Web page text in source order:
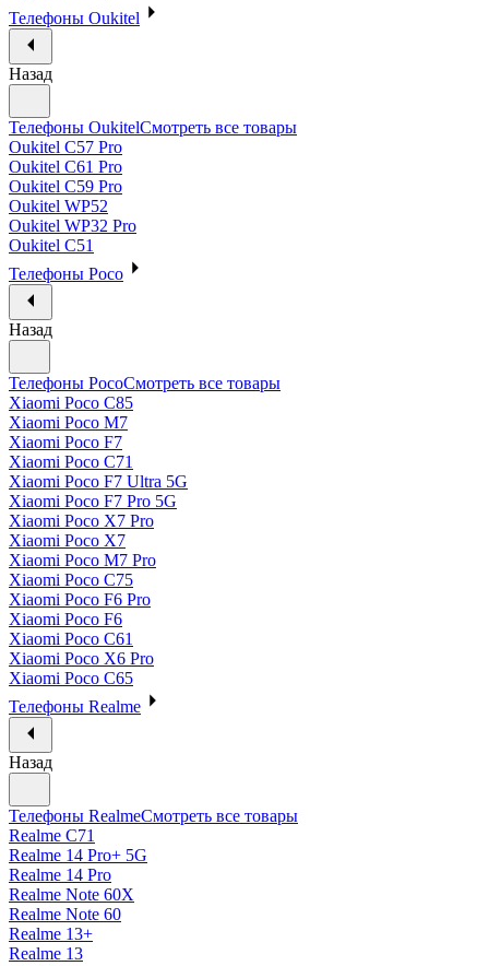
Телефоны Oukitel
Назад
Телефоны OukitelСмотреть все товары
Oukitel C57 Pro
Oukitel C61 Pro
Oukitel C59 Pro
Oukitel WP52
Oukitel WP32 Pro
Oukitel C51
Телефоны Poco
Назад
Телефоны PocoСмотреть все товары
Xiaomi Poco C85
Xiaomi Poco M7
Xiaomi Poco F7
Xiaomi Poco C71
Xiaomi Poco F7 Ultra 5G
Xiaomi Poco F7 Pro 5G
Xiaomi Poco X7 Pro
Xiaomi Poco X7
Xiaomi Poco M7 Pro
Xiaomi Poco C75
Xiaomi Poco F6 Pro
Xiaomi Poco F6
Xiaomi Poco C61
Xiaomi Poco X6 Pro
Xiaomi Poco C65
Телефоны Realme
Назад
Телефоны RealmeСмотреть все товары
Realme C71
Realme 14 Pro+ 5G
Realme 14 Pro
Realme Note 60X
Realme Note 60
Realme 13+
Realme 13